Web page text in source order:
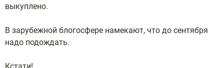
выкуплено.
В зарубежной блогосфере намекают, что до сентября
надо подождать.